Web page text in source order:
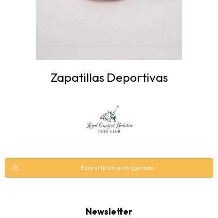
Zapatillas Deportivas
Este artículo está agotado.
Newsletter